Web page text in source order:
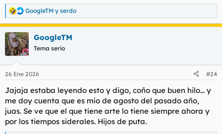
R
e
c
c
i
e
:
GoogleTM y serdo
GoogleTM
Tema serio
26 Ene 2026 #24
Jajaja estaba leyendo esto y digo, coño que buen hilo... y
me doy cuenta que es mío de agosto del pasado año,
juas. Se ve que el que tiene arte lo tiene siempre ahora y
por los tiempos siderales. Hijos de puta.